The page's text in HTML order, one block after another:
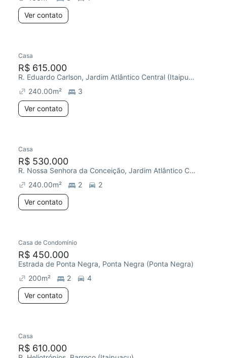
Ver contato
Casa
R$ 615.000
R. Eduardo Carlson, Jardim Atlântico Central (Itaipuaçu)
240.00m²
3
Ver contato
Casa
R$ 530.000
R. Nossa Senhora da Conceição, Jardim Atlântico Central (Itaipuaçu)
240.00m² 2
2
Ver contato
Casa de Condomínio
R$ 450.000
Estrada de Ponta Negra, Ponta Negra (Ponta Negra)
200m² 2
4
Ver contato
Casa
R$ 610.000